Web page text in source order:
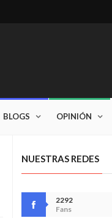
BLOGS OPINIÓN
NUESTRAS REDES
2292
Fans